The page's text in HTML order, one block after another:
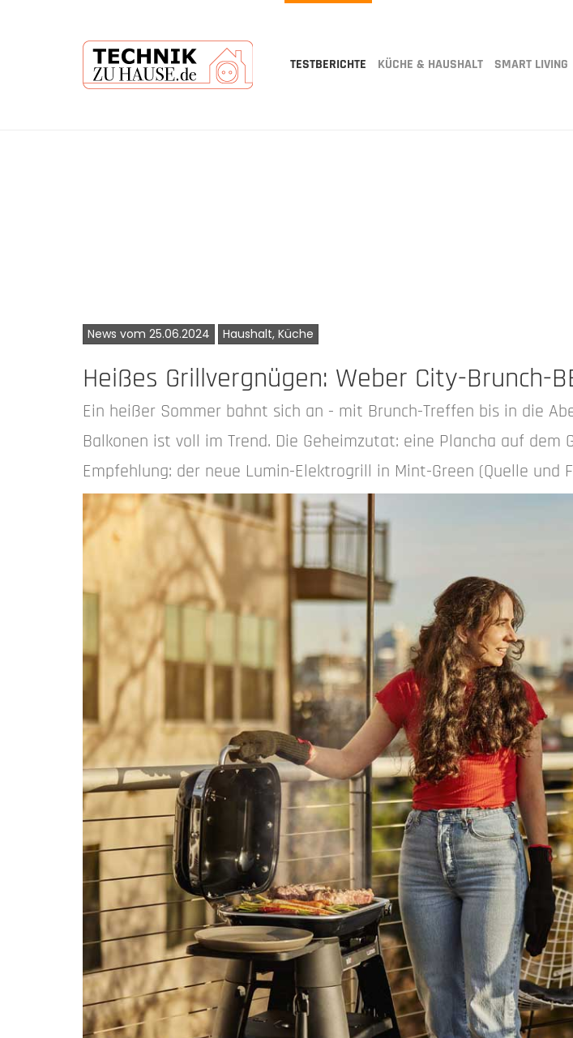
TESTBERICHTE KÜCHE & HAUSHALT SMART LIVING
News vom 25.06.2024 Haushalt, Küche
Heißes Grillvergnügen: Weber City-Brunch-
Ein heißer Sommer bahnt sich an - mit Brunch-Treffen bis in die
Balkonen ist voll im Trend. Die Geheimzutat: eine Plancha auf
Empfehlung: der neue Lumin-Elektrogrill in Mint-Green (Quelle und